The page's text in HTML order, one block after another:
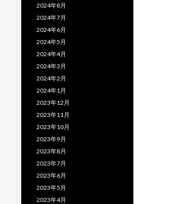
2024年8月
2024年7月
2024年6月
2024年5月
2024年4月
2024年3月
2024年2月
2024年1月
2023年12月
2023年11月
2023年10月
2023年9月
2023年8月
2023年7月
2023年6月
2023年5月
2023年4月